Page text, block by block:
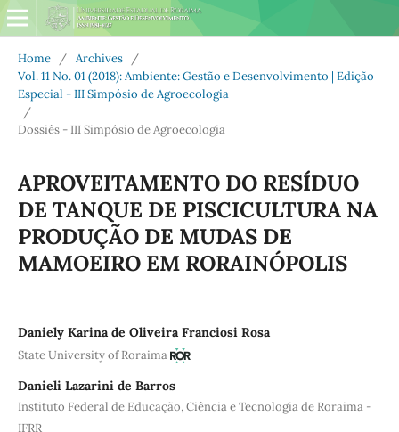
Home / Archives
/
Vol. 11 No. 01 (2018): Ambiente: Gestão e Desenvolvimento | Edição
Especial - III Simpósio de Agroecologia
/
Dossiês - III Simpósio de Agroecologia
APROVEITAMENTO DO RESÍDUO
DE TANQUE DE PISCICULTURA NA
PRODUÇÃO DE MUDAS DE
MAMOEIRO EM RORAINÓPOLIS
Daniely Karina de Oliveira Franciosi Rosa
State University of Roraima
Danieli Lazarini de Barros
Instituto Federal de Educação, Ciência e Tecnologia de Roraima -
IFRR